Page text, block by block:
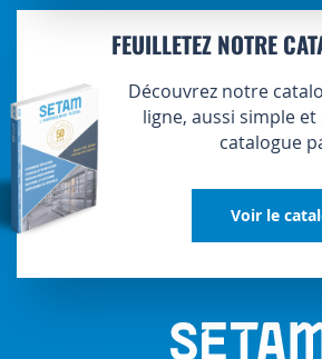
FEUILLETEZ NOTRE
Découvrez notre
ligne, aussi simple
catalogue
Voir le